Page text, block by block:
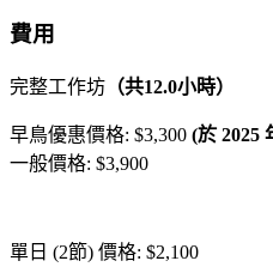
費用
完整工作坊 （共12.0小時）
早鳥優惠價格: $3,300 (於 2025
一般價格: $3,900
單日 (2節) 價格: $2,100